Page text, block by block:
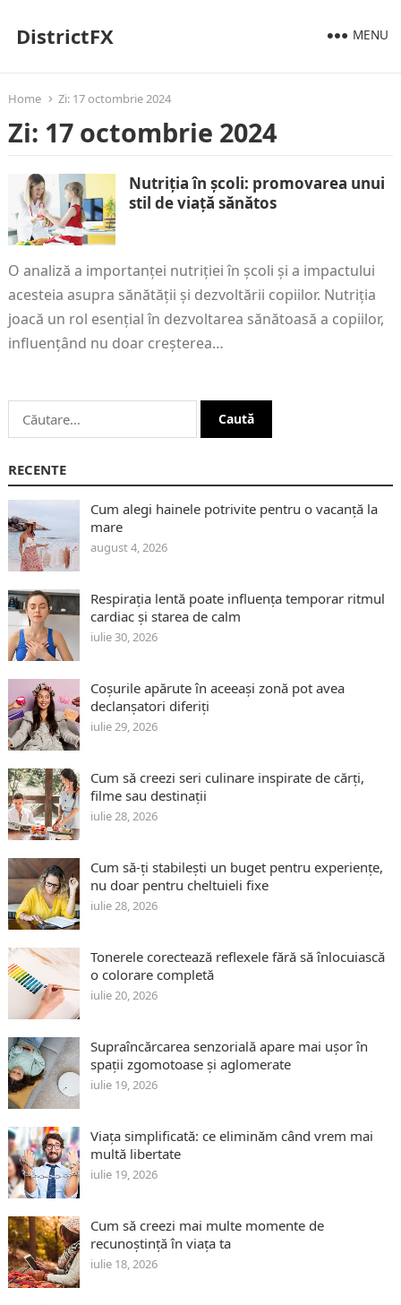
DistrictFX MENU
Home Zi: 17 octombrie 2024
Zi: 17 octombrie 2024
Nutriția în școli: promovarea unui
stil de viață sănătos
O analiză a importanței nutriției în școli și a impactului
acesteia asupra sănătății și dezvoltării copiilor. Nutriția
joacă un rol esențial în dezvoltarea sănătoasă a copiilor,
influențând nu doar creșterea…
Caută
după:
RECENTE
Cum alegi hainele potrivite pentru o vacanță la
mare
august 4, 2026
Respirația lentă poate influența temporar ritmul
cardiac și starea de calm
iulie 30, 2026
Coșurile apărute în aceeași zonă pot avea
declanșatori diferiți
iulie 29, 2026
Cum să creezi seri culinare inspirate de cărți,
filme sau destinații
iulie 28, 2026
Cum să-ți stabilești un buget pentru experiențe,
nu doar pentru cheltuieli fixe
iulie 28, 2026
Tonerele corectează reflexele fără să înlocuiască
o colorare completă
iulie 20, 2026
Supraîncărcarea senzorială apare mai ușor în
spații zgomotoase și aglomerate
iulie 19, 2026
Viața simplificată: ce eliminăm când vrem mai
multă libertate
iulie 19, 2026
Cum să creezi mai multe momente de
recunoștință în viața ta
iulie 18, 2026